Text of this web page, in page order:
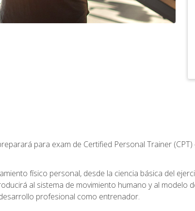
para exam de Certified Personal Trainer
físico personal, desde la ciencia básica del
al sistema de movimiento humano y al modelo
profesional como entrenador.